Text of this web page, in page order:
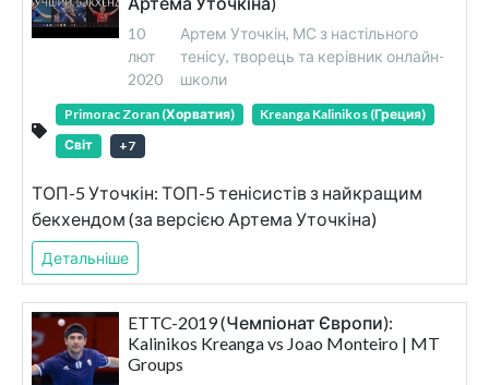
10
лют
2020
Артем Уточкін, МС з настільного
тенісу, творець та керівник онлайн-
школи
Primorac Zoran (Хорватия)
Kreanga Kalinikos (Греция)
Світ
+7
ТОП-5 Уточкін: ТОП-5 тенісистів з найкращим
бекхендом (за версією Артема Уточкіна)
Детальніше
ETTC-2019 (Чемпіонат Європи):
Kalinikos Kreanga vs Joao Monteiro | MT
Groups